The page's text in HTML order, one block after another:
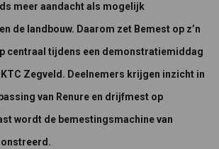
meer aandacht als mogelijk
de landbouw. Daarom zet Bemest op z’n
centraal tijdens een demonstratiemiddag
KTC Zegveld. Deelnemers krijgen inzicht in
van Renure en drijfmest op
wordt de bemestingsmachine van